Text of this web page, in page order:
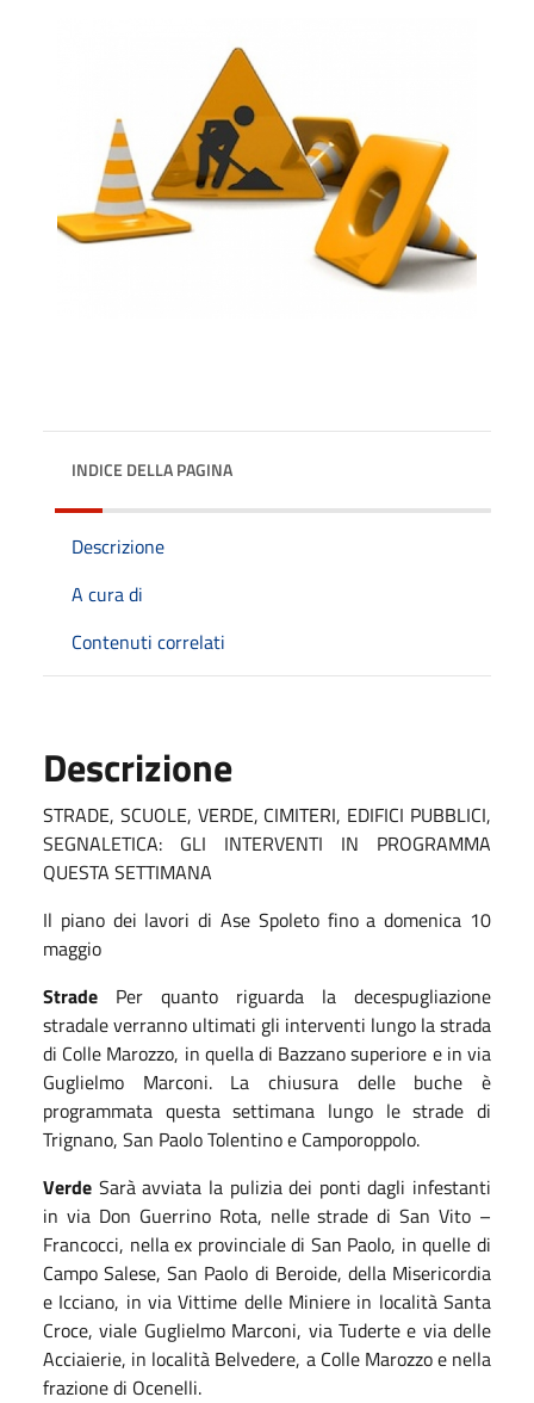
INDICE DELLA PAGINA
Descrizione
A cura di
Contenuti correlati
Descrizione
STRADE, SCUOLE, VERDE, CIMITERI, EDIFICI PUBBLICI,
SEGNALETICA: GLI INTERVENTI IN PROGRAMMA
QUESTA SETTIMANA
Il piano dei lavori di Ase Spoleto fino adomenica 10
maggio
Strade
Per quanto riguarda la decespugliazione
stradaleverranno ultimati gli interventi lungo la strada
di Colle Marozzo, in quella di Bazzano superiore e in via
Guglielmo Marconi. La chiusura delle buche è
programmata questa settimana lungo le strade di
Trignano, San Paolo Tolentino e Camporoppolo.
Verde Sarà avviata la pulizia dei ponti dagli infestanti
in via Don Guerrino Rota, nelle strade di San Vito –
Francocci, nellaex provinciale di San Paolo, in quelle di
Campo Salese, San Paolo di Beroide, della Misericordia
e Icciano, in via Vittime delle Miniere in località Santa
Croce, viale Guglielmo Marconi, via Tuderte e via delle
Acciaierie, in località Belvedere, a Colle Marozzo e nella
frazione di Ocenelli.